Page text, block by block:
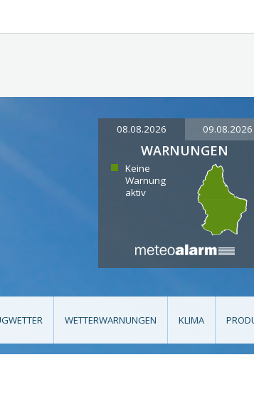
08.08.2026 09.08.2026
WARNUNGEN
Keine
Warnung
aktiv
WETTERWARNUNGEN KLIMA